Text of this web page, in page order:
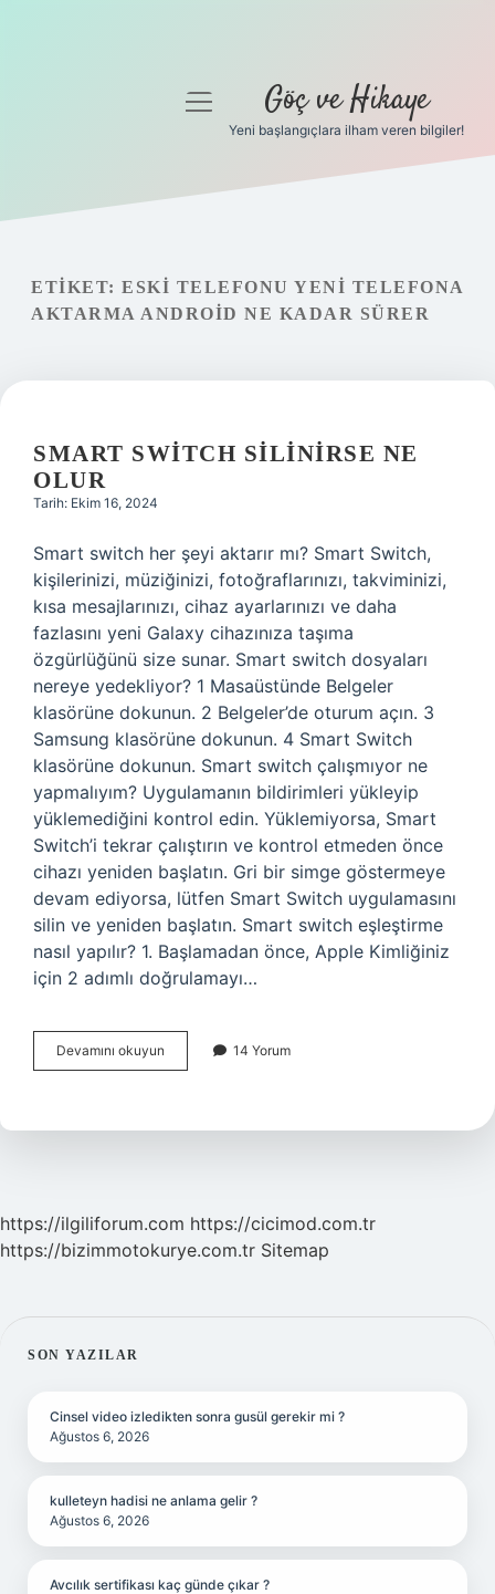
Gizlilik Politikası
Hakkımızda
menüyü
Göç ve Hikaye
Yeni başlangıçlara ilham veren bilgiler!
ETIKET: ESKI TELEFONU YENI TELEFONA
AKTARMA ANDROID NE KADAR SÜRER
SMART SWITCH SILINIRSE NE
OLUR
Tarih: Ekim 16, 2024
Smart switch her şeyi aktarır mı? Smart Switch,
kişilerinizi, müziğinizi, fotoğraflarınızı, takviminizi,
kısa mesajlarınızı, cihaz ayarlarınızı ve daha
fazlasını yeni Galaxy cihazınıza taşıma
özgürlüğünü size sunar. Smart switch dosyaları
nereye yedekliyor? 1 Masaüstünde Belgeler
klasörüne dokunun. 2 Belgeler’de oturum açın. 3
Samsung klasörüne dokunun. 4 Smart Switch
klasörüne dokunun. Smart switch çalışmıyor ne
yapmalıyım? Uygulamanın bildirimleri yükleyip
yüklemediğini kontrol edin. Yüklemiyorsa, Smart
Switch’i tekrar çalıştırın ve kontrol etmeden önce
cihazı yeniden başlatın. Gri bir simge göstermeye
devam ediyorsa, lütfen Smart Switch uygulamasını
silin ve yeniden başlatın. Smart switch eşleştirme
nasıl yapılır? 1. Başlamadan önce, Apple Kimliğiniz
için 2 adımlı doğrulamayı…
Devamını okuyun
Switch
Olur
14 Yorum
https://ilgiliforum.com https://cicimod.com.tr
https://bizimmotokurye.com.tr Sitemap
SIDEBAR
SON YAZILAR
Cinsel video izledikten sonra gusül gerekir mi ?
Ağustos 6, 2026
kulleteyn hadisi ne anlama gelir ?
Ağustos 6, 2026
Avcılık sertifikası kaç günde çıkar ?